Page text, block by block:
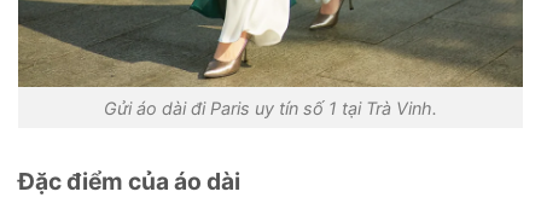
Gửi áo dài đi Paris uy tín số 1 tại Trà Vinh.
Đặc điểm của áo dài